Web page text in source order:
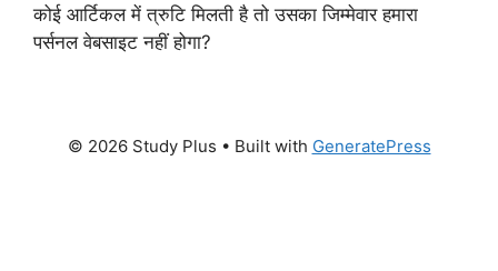
कोई आर्टिकल में त्रुटि मिलती है तो उसका जिम्मेवार हमारा
पर्सनल वेबसाइट नहीं होगा?
© 2026 Study Plus • Built with GeneratePress